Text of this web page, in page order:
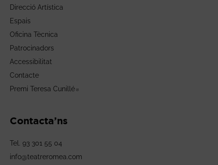
Direcció Artística
Espais
Oficina Tècnica
Patrocinadors
Accessibilitat
Contacte
Premi Teresa Cunillé
Contacta’ns
Tel. 93 301 55 04
info@teatreromea.com